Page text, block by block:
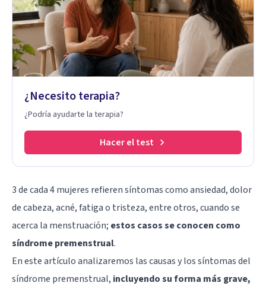
¿Necesito terapia?
¿Podría ayudarte la terapia?
Hacer el test
3 de cada 4 mujeres refieren síntomas como ansiedad, dolor
de cabeza, acné, fatiga o tristeza, entre otros, cuando se
acerca la menstruación; estos casos se conocen como
síndrome premenstrual.
En este artículo analizaremos las causas y los síntomas del
síndrome premenstrual, incluyendo su forma más grave,